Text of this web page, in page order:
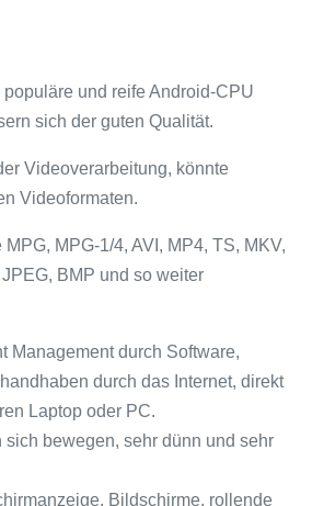
und reife Android-CPU
sich der guten Qualität.
Videoverarbeitung, könnte
Videoformaten.
MPG-1/4, AVI, MP4, TS, MKV,
BMP und so weiter
Management durch Software,
durch das Internet, direkt
Laptop oder PC.
sich bewegen, sehr dünn und sehr
Bildschirme, rollende